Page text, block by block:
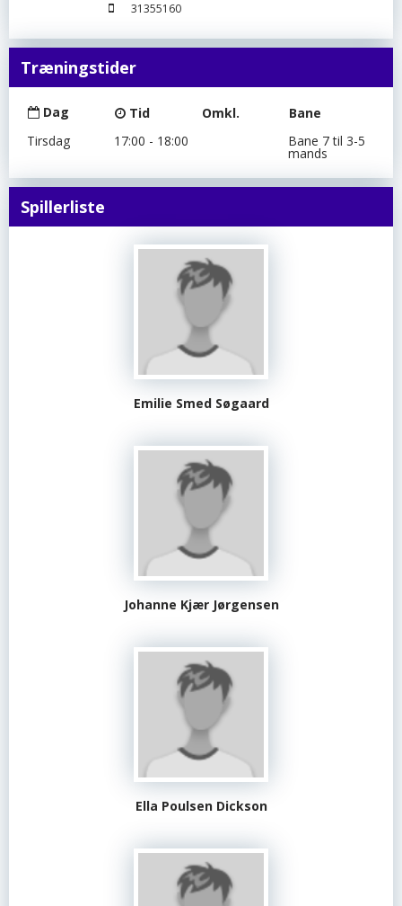
31355160
Træningstider
Dag Tid Omkl.
Bane
Tirsdag
17:00 - 18:00 Bane 7 til 3-5
mands
Spillerliste
Emilie Smed Søgaard
Johanne Kjær Jørgensen
Ella Poulsen Dickson